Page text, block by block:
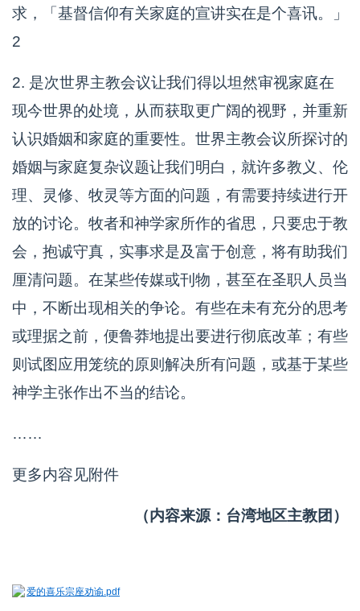
求，「基督信仰有关家庭的宣讲实在是个喜讯。」
2
2. 是次世界主教会议让我们得以坦然审视家庭在
现今世界的处境，从而获取更广阔的视野，并重新
认识婚姻和家庭的重要性。世界主教会议所探讨的
婚姻与家庭复杂议题让我们明白，就许多教义、伦
理、灵修、牧灵等方面的问题，有需要持续进行开
放的讨论。牧者和神学家所作的省思，只要忠于教
会，抱诚守真，实事求是及富于创意，将有助我们
厘清问题。在某些传媒或刊物，甚至在圣职人员当
中，不断出现相关的争论。有些在未有充分的思考
或理据之前，便鲁莽地提出要进行彻底改革；有些
则试图应用笼统的原则解决所有问题，或基于某些
神学主张作出不当的结论。
……
更多内容见附件
（内容来源：台湾地区主教团）
爱的喜乐宗座劝谕.pdf